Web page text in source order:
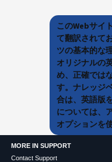
このWebサイ
て翻訳されて
ツの基本的な
オリジナルの
め、正確では
す。ナレッジ
合は、英語版
については、
オプションを
MORE IN SUPPORT
Contact Support